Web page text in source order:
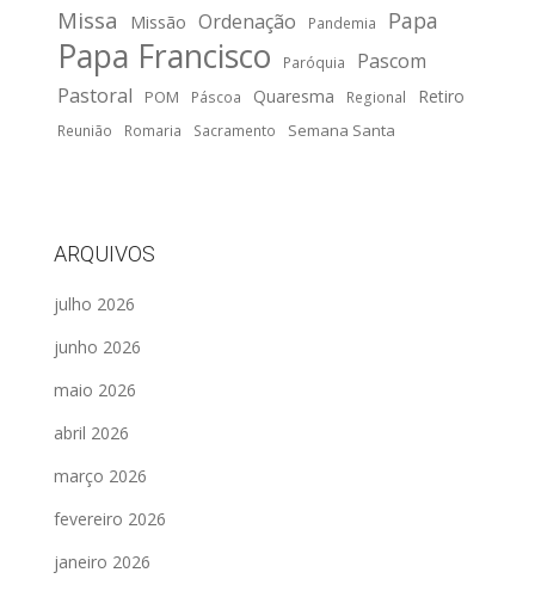
Missa Missão Ordenação Pandemia Papa
Papa Francisco Paróquia
Pascom
Pastoral
POM Páscoa Quaresma Regional Retiro
Reunião Romaria Sacramento Semana Santa
ARQUIVOS
julho 2026
junho 2026
maio 2026
abril 2026
março 2026
fevereiro 2026
janeiro 2026